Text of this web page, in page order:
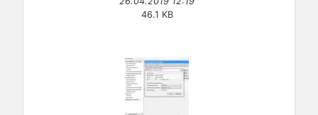
46.1 KB